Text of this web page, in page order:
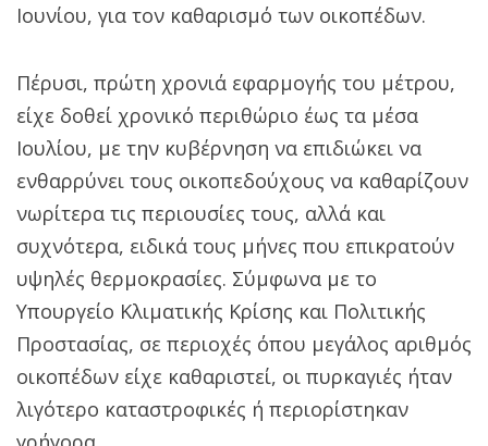
Ιουνίου, για τον καθαρισμό των οικοπέδων.
Πέρυσι, πρώτη χρονιά εφαρμογής του μέτρου,
είχε δοθεί χρονικό περιθώριο έως τα μέσα
Ιουλίου, με την κυβέρνηση να επιδιώκει να
ενθαρρύνει τους οικοπεδούχους να καθαρίζουν
νωρίτερα τις περιουσίες τους, αλλά και
συχνότερα, ειδικά τους μήνες που επικρατούν
υψηλές θερμοκρασίες. Σύμφωνα με το
Υπουργείο Κλιματικής Κρίσης και Πολιτικής
Προστασίας, σε περιοχές όπου μεγάλος αριθμός
οικοπέδων είχε καθαριστεί, οι πυρκαγιές ήταν
λιγότερο καταστροφικές ή περιορίστηκαν